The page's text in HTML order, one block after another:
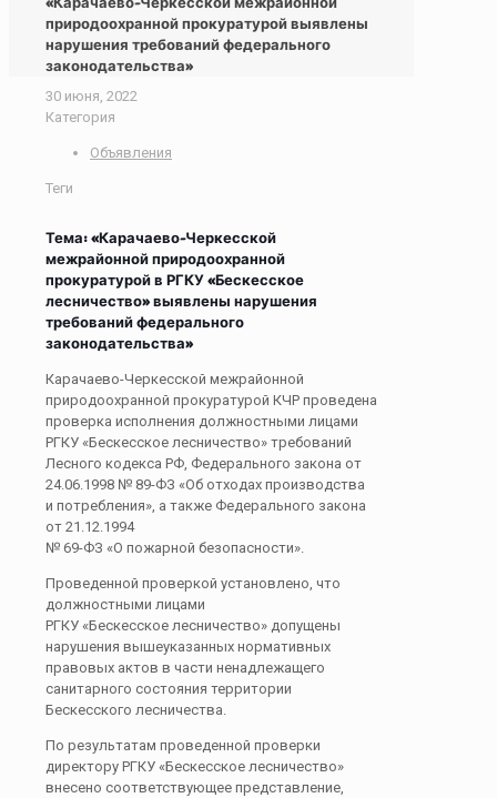
природоохранной прокуратурой выявлены
нарушения требований федерального
законодательства»
30 июня, 2022
Категория
Объявления
Теги
Тема: «Карачаево-Черкесской
межрайонной природоохранной
прокуратурой в РГКУ «Бескесское
лесничество» выявлены нарушения
требований федерального
законодательства»
Карачаево-Черкесской межрайонной
природоохранной прокуратурой КЧР проведена
проверка исполнения должностными лицами
РГКУ «Бескесское лесничество» требований
Лесного кодекса РФ, Федерального закона от
24.06.1998 № 89-ФЗ «Об отходах производства
и потребления», а также Федерального закона
от 21.12.1994
№ 69-ФЗ «О пожарной безопасности».
Проведенной проверкой установлено, что
должностными лицами
РГКУ «Бескесское лесничество» допущены
нарушения вышеуказанных нормативных
правовых актов в части ненадлежащего
санитарного состояния территории
Бескесского лесничества.
По результатам проведенной проверки
директору РГКУ «Бескесское лесничество»
внесено соответствующее представление,